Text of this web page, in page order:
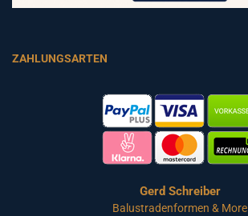
ZAHLUNGSARTEN
Gerd Schreiber
Balustradenformen & More